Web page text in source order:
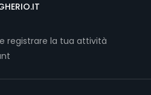
registrare la tua attività